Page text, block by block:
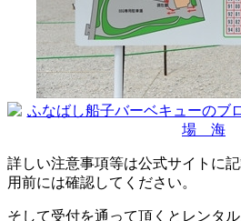
詳しい注意事項等は公式サイトに
用前には確認してください。
そして受付を通って頂くとレンタ